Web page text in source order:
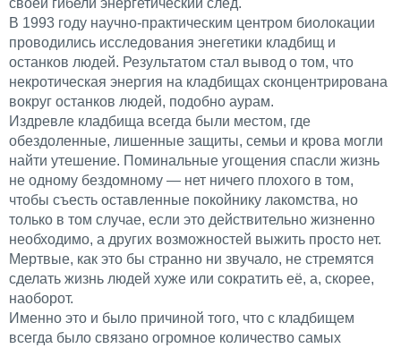
своей гибели энергетический след.
В 1993 году научно-практическим центром биолокации
проводились исследования энегетики кладбищ и
останков людей. Результатом стал вывод о том, что
некротическая энергия на кладбищах сконцентрирована
вокруг останков людей, подобно аурам.
Издревле кладбища всегда были местом, где
обездоленные, лишенные защиты, семьи и крова могли
найти утешение. Поминальные угощения спасли жизнь
не одному бездомному — нет ничего плохого в том,
чтобы съесть оставленные покойнику лакомства, но
только в том случае, если это действительно жизненно
необходимо, а других возможностей выжить просто нет.
Мертвые, как это бы странно ни звучало, не стремятся
сделать жизнь людей хуже или сократить её, а, скорее,
наоборот.
Именно это и было причиной того, что с кладбищем
всегда было связано огромное количество самых